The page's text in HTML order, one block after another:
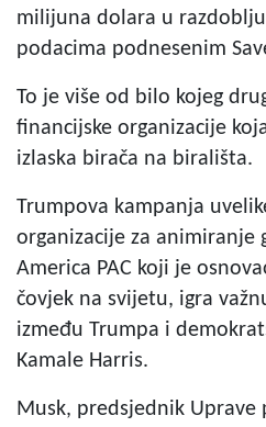
milijuna dolara u
podacima podnesenim
To je više od bilo kojeg
financijske organizacije
izlaska birača na birališta.
Trumpova kampanja
organizacije za animiranje
America PAC koji je
čovjek na svijetu, igra
između Trumpa i
Kamale Harris.
Musk, predsjednik